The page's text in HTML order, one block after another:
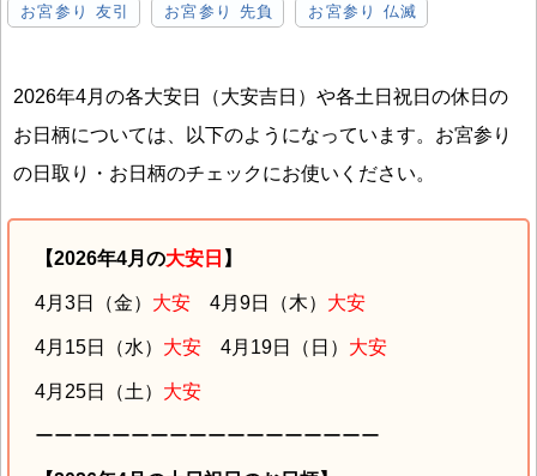
お宮参り 友引 お宮参り 先負 お宮参り 仏滅
2026年4月の各大安日（大安吉日）や各土日祝日の休日の
お日柄については、以下のようになっています。お宮参り
の日取り・お日柄のチェックにお使いください。
【2026年4月の大安日 】
4月3日（金） 大安 4月9日（木） 大安
4月15日（水） 大安 4月19日（日） 大安
4月25日（土） 大安
ーーーーーーーーーーーーーーーーーー